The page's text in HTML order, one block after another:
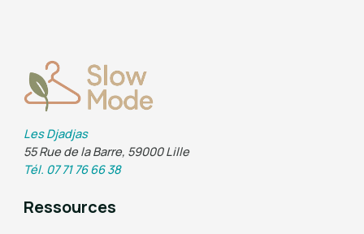
Les Djadjas
55 Rue de la Barre, 59000 Lille
Tél. 07 71 76 66 38
Ressources